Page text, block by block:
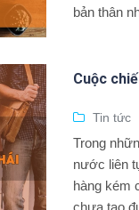
bản thân
Cuộc
Tin tức
Trong
nước liên
hàng kém